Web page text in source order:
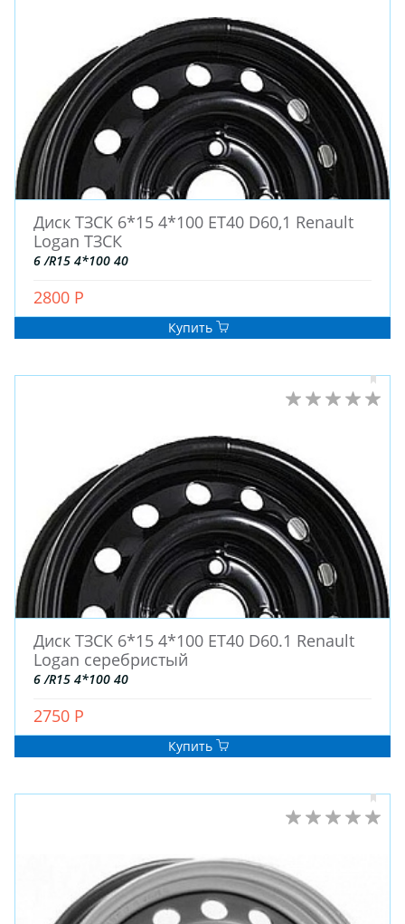
ДЛЯ ГРУЗОВЫХ АВТО
ДЛЯ ГРУЗОВЫХ АВТО
ДЛЯ ЛЕГКОВЫХ АВТО
ШИНЫ
ДИСКИ
АККУМУЛЯТОРЫ
Диск ТЗСК 6*15 4*100 ET40 D60,1 Renault
Logan ТЗСК
6 /R15 4*100 40
2800 Р
Купить
Диск ТЗСК 6*15 4*100 ET40 D60.1 Renault
Logan серебристый
6 /R15 4*100 40
2750 Р
Купить